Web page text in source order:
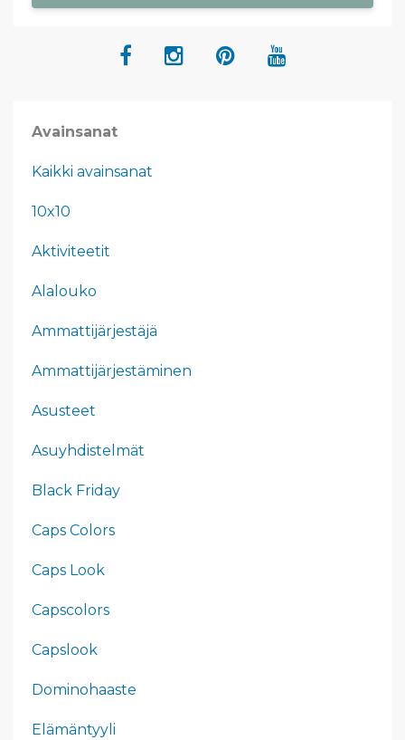
Avainsanat
Kaikki avainsanat
10x10
Aktiviteetit
Alalouko
Ammattijärjestäjä
Ammattijärjestäminen
Asusteet
Asuyhdistelmät
Black Friday
Caps Colors
Caps Look
Capscolors
Capslook
Dominohaaste
Elämäntyyli